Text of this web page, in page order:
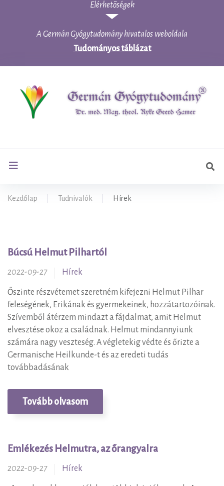
A Germán Gyógytudomány hivatalos weboldala
Tudományos táblázat
Kezdőlap Tudnivalók Hírek
Hírek
Búcsú Helmut Pilhartól
2022-09-27 Hírek
Őszinte részvétemet szeretném kifejezni Helmut Pilhar
feleségének, Erikának és gyermekeinek, hozzátartozóinak.
Szívemből átérzem mindazt a fájdalmat, amit Helmut
elvesztése okoz a családnak. Helmut mindannyiunk
számára nagy veszteség. A végletekig védte és őrizte a
Germanische Heilkunde-t és az eredeti tudás
továbbadásának
Tovább olvasom
Emlékezés Helmutra, az őrangyalra
2022-09-27 Hírek
Elérhetõségek